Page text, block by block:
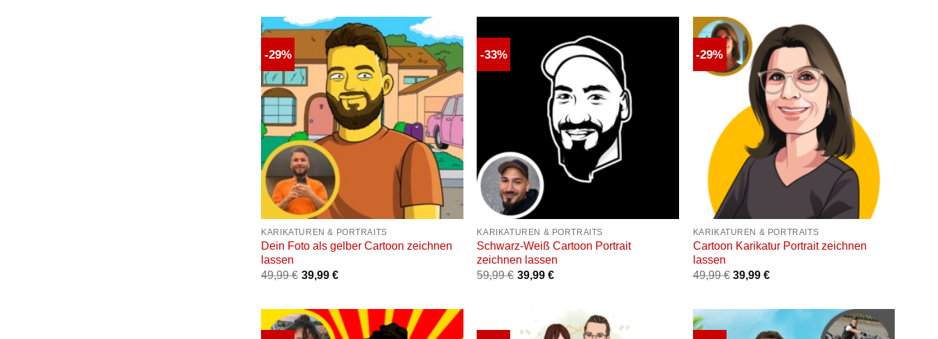
59,99 €39,99 €.
-29%
Auf die
Wunschliste
+
KARIKATUREN & PORTRAITS
Dein Foto als gelber Cartoon zeichnen
lassen
49,99€ 39,99 €
-33%
Wunschliste
+
KARIKATUREN & PORTRAITS
Schwarz-Weiß Cartoon Portrait
zeichnen lassen
59,99€ 39,99€
-29%
Wunschliste
+
KARIKATUREN & PORTRAITS
Cartoon Karikatur Portrait zeichnen
lassen
49,99€ 39,99€